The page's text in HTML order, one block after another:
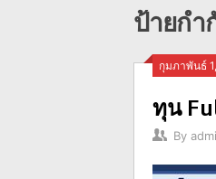
ป้ายกำ
กุมภาพันธ์
ทุน
By